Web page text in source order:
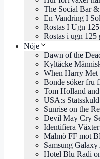
The Social Bar
En Vandring I
Rostas I Ugn
Rostas i ugn
Nöje
Dawn of the
Kyltäcke
When Harry Met
Bonde söker fru
Tom Holland
USA:s
Sunrise on the
Devil May Cry
Identifiera
Malmö FF mot
Samsung
Hotel Blu Radi